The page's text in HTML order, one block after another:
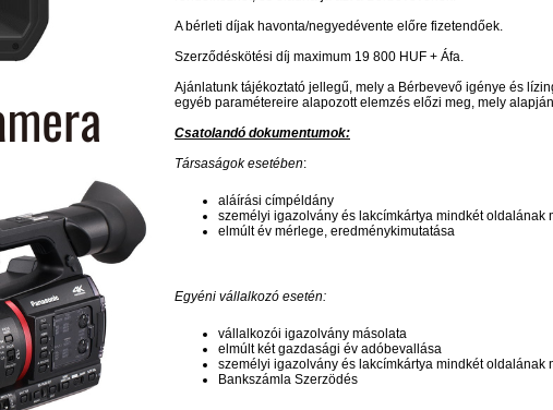
A bérleti díjak havonta/negyedévente előre fizetendőek.
Szerződéskötési díj maximum 19 800 HUF + Áfa.
Ajánlatunk tájékoztató jellegű, mely a Bérbevevő igénye és
egyéb paramétereire alapozott elemzés előzi meg, mely
Csatolandó dokumentumok:
Társaságok esetében:
aláírási címpéldány
személyi igazolvány és lakcímkártya mindkét oldalának
elmúlt év mérlege, eredménykimutatása
Egyéni vállalkozó esetén:
vállalkozói igazolvány másolata
elmúlt két gazdasági év adóbevallása
személyi igazolvány és lakcímkártya mindkét oldalának
Bankszámla Szerzödés